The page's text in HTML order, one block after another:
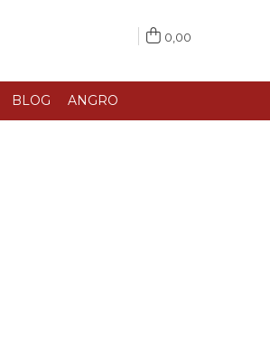
0,00
BLOG ANGRO